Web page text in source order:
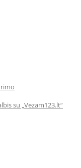
su „Vezam123.lt“